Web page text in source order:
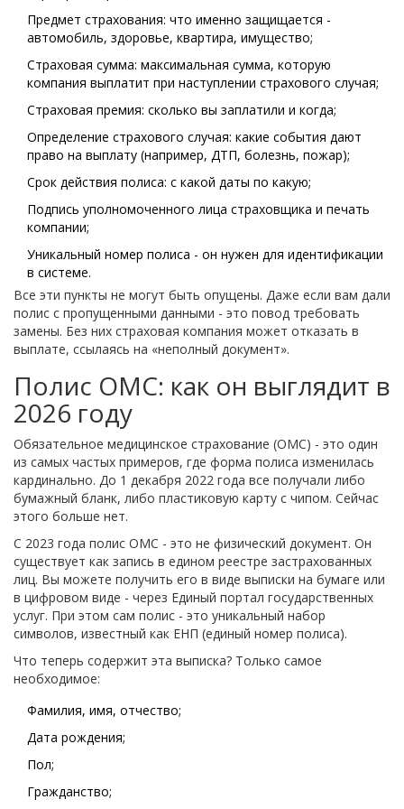
Предмет страхования: что именно защищается -
автомобиль, здоровье, квартира, имущество;
Страховая сумма: максимальная сумма, которую
компания выплатит при наступлении страхового случая;
Страховая премия: сколько вы заплатили и когда;
Определение страхового случая: какие события дают
право на выплату (например, ДТП, болезнь, пожар);
Срок действия полиса: с какой даты по какую;
Подпись уполномоченного лица страховщика и печать
компании;
Уникальный номер полиса - он нужен для идентификации
в системе.
Все эти пункты не могут быть опущены. Даже если вам дали
полис с пропущенными данными - это повод требовать
замены. Без них страховая компания может отказать в
выплате, ссылаясь на «неполный документ».
Полис ОМС: как он выглядит в
2026 году
Обязательное медицинское страхование (ОМС) - это один
из самых частых примеров, где форма полиса изменилась
кардинально. До 1 декабря 2022 года все получали либо
бумажный бланк, либо пластиковую карту с чипом. Сейчас
этого больше нет.
С 2023 года полис ОМС - это не физический документ. Он
существует как запись в едином реестре застрахованных
лиц. Вы можете получить его в виде выписки на бумаге или
в цифровом виде - через Единый портал государственных
услуг. При этом сам полис - это уникальный набор
символов, известный как ЕНП (единый номер полиса).
Что теперь содержит эта выписка? Только самое
необходимое:
Фамилия, имя, отчество;
Дата рождения;
Пол;
Гражданство;